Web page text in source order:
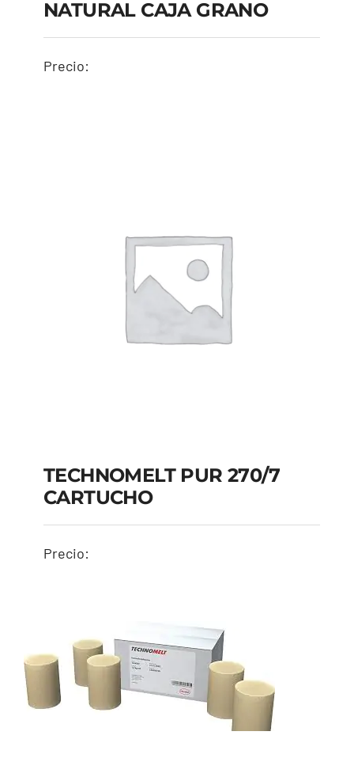
TECHNOMELT PUR
NATURAL CAJA GRANO
Precio:
TECHNOMELT PUR 270/7
CARTUCHO
Precio: